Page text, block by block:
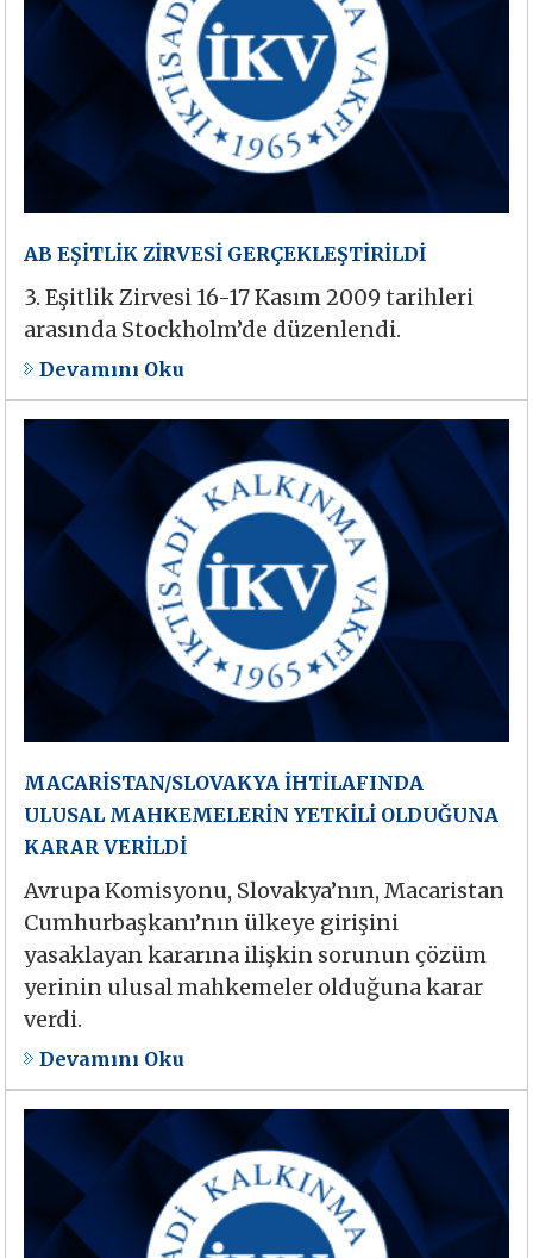
AB EŞİTLİK ZİRVESİ GERÇEKLEŞTİRİLDİ
3. Eşitlik Zirvesi 16-17 Kasım 2009 tarihleri
arasında Stockholm’de düzenlendi.
Devamını Oku
MACARİSTAN/SLOVAKYA İHTİLAFINDA
ULUSAL MAHKEMELERİN YETKİLİ OLDUĞUNA
KARAR VERİLDİ
Avrupa Komisyonu, Slovakya’nın, Macaristan
Cumhurbaşkanı’nın ülkeye girişini
yasaklayan kararına ilişkin sorunun çözüm
yerinin ulusal mahkemeler olduğuna karar
verdi.
Devamını Oku